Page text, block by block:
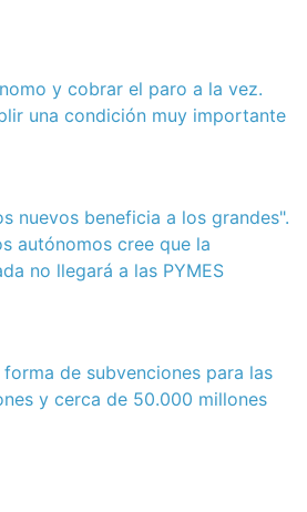
y cobrar el paro a la vez.
una condición muy importante
nuevos beneficia a los grandes".
autónomos cree que la
no llegará a las PYMES
de subvenciones para las
y cerca de 50.000 millones